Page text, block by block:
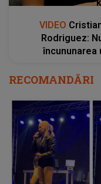
VIDEO
Rodriguez:
încununarea
RECOMANDĂRI